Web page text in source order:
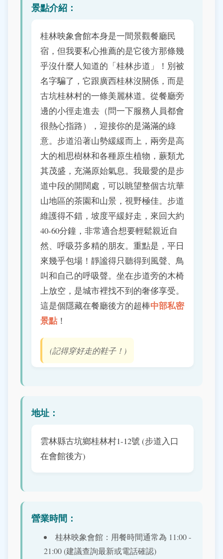
景點介紹：
桂林映象會館本身是一間景觀餐廳民
宿，但我要私心推薦的是它後方那條幾
乎沒什麼人知道的「桂林步道」！別被
名字騙了，它跟廣西桂林沒關係，而是
古坑桂林村的一條美麗林道。從餐廳旁
邊的小徑走進去（問一下服務人員都會
很熱心指路），迎接你的是滿滿的綠
意。步道沿著山勢緩緩而上，兩旁是高
大的相思樹林和各種原生植物，蕨類尤
其茂盛，充滿原始氣息。我最愛的是步
道中段的開闊處，可以眺望整個古坑華
山地區的茶園和山景，視野極佳。步道
維護得不錯，坡度平緩好走，來回大約
40-60分鐘，非常適合想要輕鬆親近自
然、呼吸芬多精的朋友。重點是，平日
來幾乎包場！靜謐得只聽得到風聲、鳥
叫和自己的呼吸聲。坐在步道旁的木椅
上放空，是城市裡找不到的奢侈享受。
這是個隱藏在餐廳後方的超棒中部私密
景點 ！
(記得穿好走的鞋子！)
地址：
雲林縣古坑鄉桂林村1-12號 (步道入口
在會館後方)
營業時間：
桂林映象會館：用餐時間通常為 11:00 -
21:00 (建議查詢最新或電話確認)